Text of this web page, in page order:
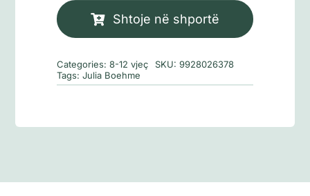
dhe
banda
Shtoje në shportë
Categories:8-12 vjeç SKU:9928026378
Tags:Julia Boehme